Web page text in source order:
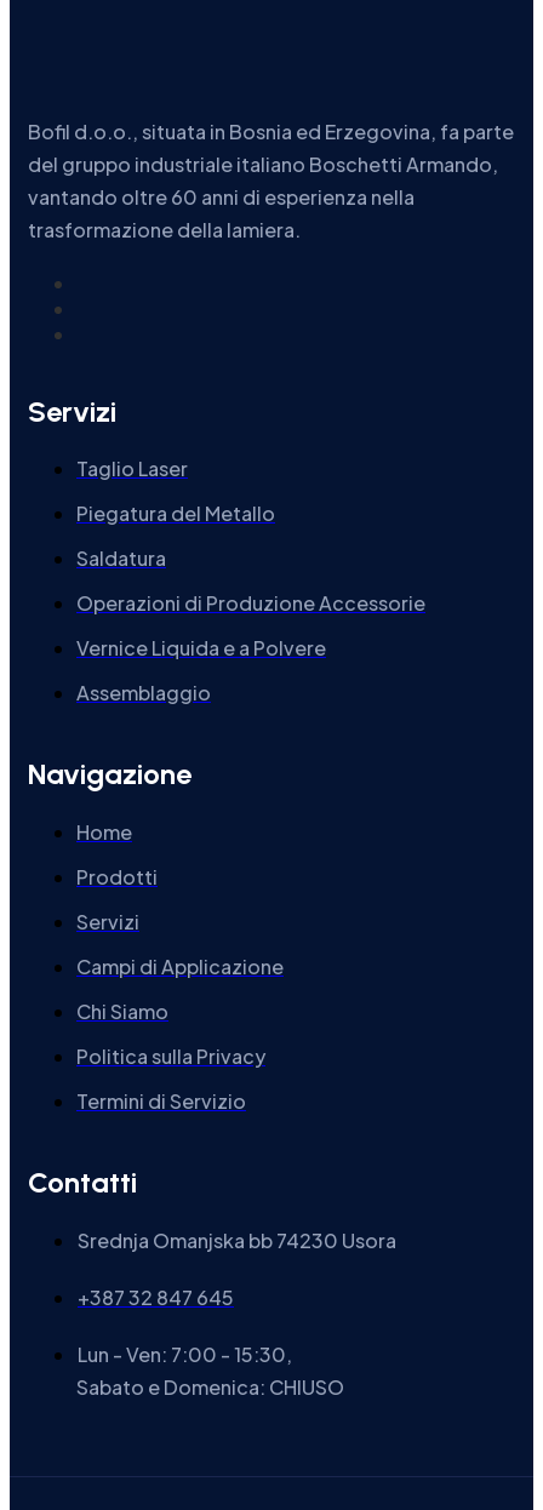
Bofil d.o.o., situata in Bosnia ed Erzegovina, fa parte
del gruppo industriale italiano Boschetti Armando,
vantando oltre 60 anni di esperienza nella
trasformazione della lamiera.
Servizi
Taglio Laser
Piegatura del Metallo
Saldatura
Operazioni di Produzione Accessorie
Vernice Liquida e a Polvere
Assemblaggio
Navigazione
Home
Prodotti
Servizi
Campi di Applicazione
Chi Siamo
Politica sulla Privacy
Termini di Servizio
Contatti
Srednja Omanjska bb 74230 Usora
+387 32 847 645
Lun - Ven: 7:00 - 15:30,
Sabato e Domenica: CHIUSO